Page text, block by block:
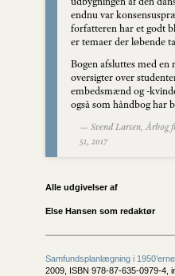
endnu var
forfatteren har et godt
er temaer der løbende
Bogen afsluttes med
oversigter over
embedsmænd og -
også som håndbog har
— Svend Larsen, Årbog
51, 2017
Alle udgivelser af
Else Hansen som redaktør
Samfundsplanlægning i 1950’erne
2009, ISBN 978-87-635-0979-4,